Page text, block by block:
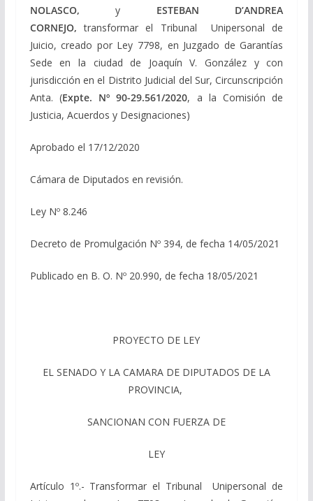
NOLASCO, y ESTEBAN D’ANDREA
CORNEJO,transformar el Tribunal Unipersonal de
Juicio, creado por Ley 7798, en Juzgado de Garantías
Sede en la ciudad de Joaquín V. González y con
jurisdicción en el Distrito Judicial del Sur, Circunscripción
Anta. (Expte. Nº 90-29.561/2020, a la Comisión de
Justicia, Acuerdos y Designaciones)
Aprobado el 17/12/2020
Cámara de Diputados en revisión.
Ley Nº 8.246
Decreto de Promulgación Nº 394, de fecha 14/05/2021
Publicado en B. O. Nº 20.990, de fecha 18/05/2021
PROYECTO DE LEY
EL SENADO Y LA CAMARA DE DIPUTADOS DE LA
PROVINCIA,
SANCIONAN CON FUERZA DE
LEY
Artículo 1º.- Transformar el Tribunal Unipersonal de